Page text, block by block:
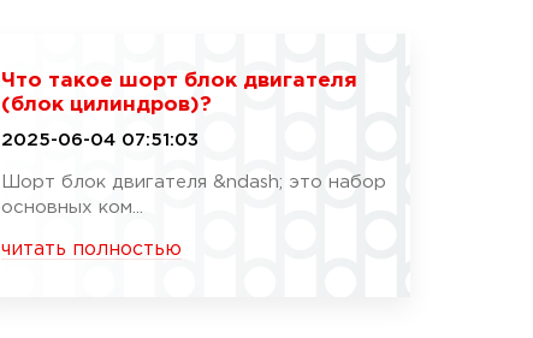
Что такое шорт блок двигателя
(блок цилиндров)?
2025-06-04 07:51:03
Шорт блок двигателя &ndash; это набор
основных ком...
читать полностью